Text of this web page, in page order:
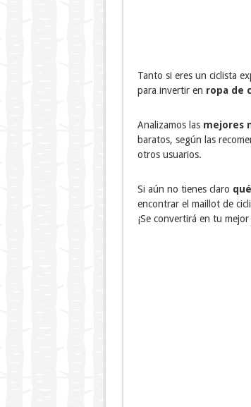
Tanto si eres un ciclista
para invertir en ropa de
Analizamos las mejores
baratos, según las
otros usuarios.
Si aún no tienes claro
encontrar el maillot de
¡Se convertirá en tu